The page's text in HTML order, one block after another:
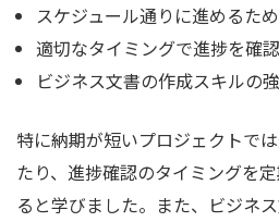
スケジュール通りに進めるた
適切なタイミングで進捗を確
ビジネス文書の作成スキルの
特に納期が短いプロジェクトで
たり、進捗確認のタイミングを
ると学びました。また、ビジネ